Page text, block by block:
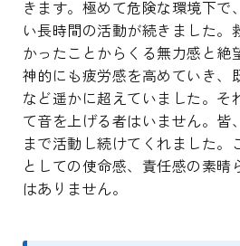
きます。極めて危険な環境下で
い長時間の活動が続きました。
かったことからくる無力感と絶
神的にも疲労感を高めていき、
など遥かに超えていました。そ
て音を上げる者はいません。皆
まで活動し続けてくれました。
としての使命感、責任感の素晴
はありません。